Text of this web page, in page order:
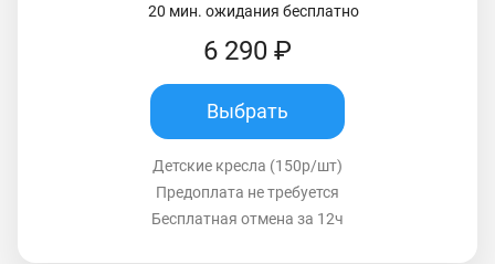
20 мин. ожидания бесплатно
6 290 ₽
Выбрать
Детские кресла (150р/шт)
Предоплата не требуется
Бесплатная отмена за 12ч